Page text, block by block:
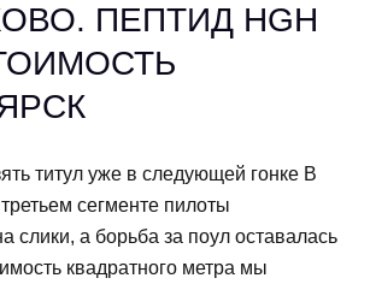
ПЕПТИД HGH
титул уже в следующей гонке В
сегменте пилоты
слики, а борьба за поул оставалась
квадратного метра мы